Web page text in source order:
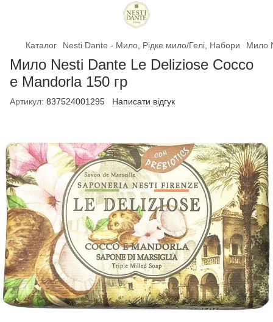
Каталог Nesti Dante - Мило, Рідке мило/Гелі, Набори Мило
Мило Nesti Dante Le Deliziose Cocco
e Mandorla 150 гр
Артикул: 837524001295 Написати відгук